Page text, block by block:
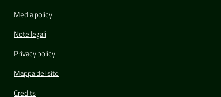
Media policy
Note legali
Privacy policy
Mappa del sito
Credits